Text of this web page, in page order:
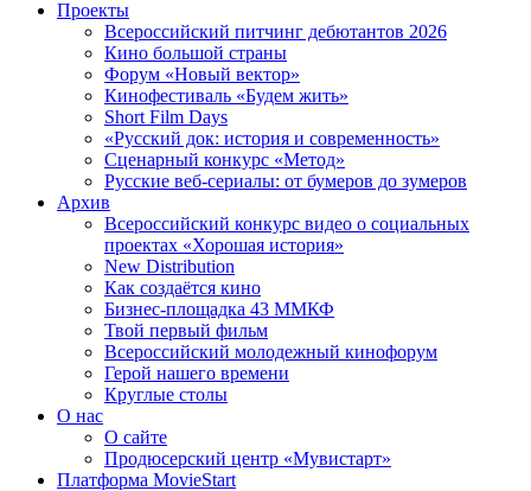
Проекты
Всероссийский питчинг дебютантов 2026
Кино большой страны
Форум «Новый вектор»
Кинофестиваль «Будем жить»
Short Film Days
«Русский док: история и современность»
Сценарный конкурс «Метод»
Русские веб-сериалы: от бумеров до зумеров
Архив
Всероссийский конкурс видео о социальных
проектах «Хорошая история»
New Distribution
Как создаётся кино
Бизнес-площадка 43 ММКФ
Твой первый фильм
Всероссийский молодежный кинофорум
Герой нашего времени
Круглые столы
О нас
О сайте
Продюсерский центр «Мувистарт»
Платформа MovieStart